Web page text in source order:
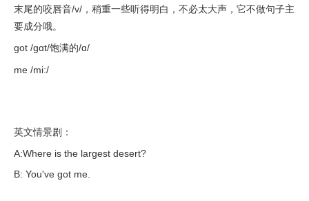
末尾的咬唇音/v/，稍重一些听得明白，不必太大声，它不做句子主
要成分哦。
got /ɡɑt/饱满的/ɑ/
me /mi:/
英文情景剧：
A:Where is the largest desert?
B: You've got me.